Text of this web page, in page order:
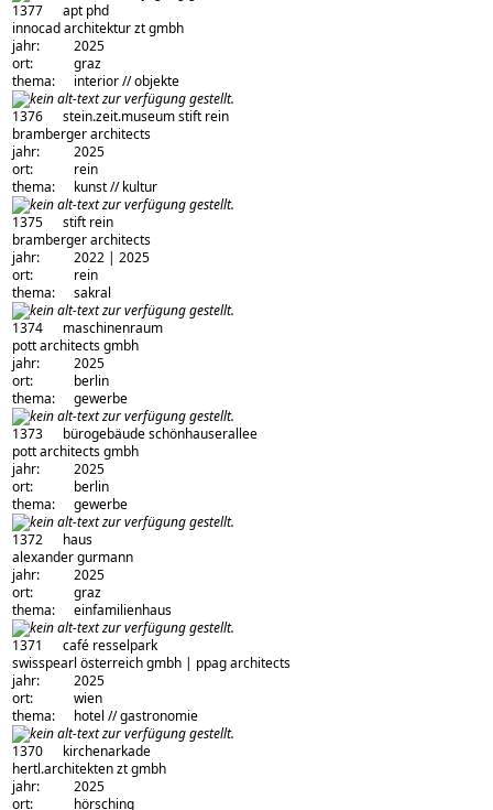
1377
apt phd
architekturbüro:
innocad architektur zt gmbh
jahr:
2025
ort:
graz
thema:
interior // objekte
1376
stein.zeit.museum stift rein
architekturbüro:
bramberger architects
jahr:
2025
ort:
rein
thema:
kunst // kultur
1375
stift rein
architekturbüro:
bramberger architects
jahr:
2022 | 2025
ort:
rein
thema:
sakral
1374
maschinenraum
architekturbüro:
pott architects gmbh
jahr:
2025
ort:
berlin
thema:
gewerbe
1373
bürogebäude schönhauserallee
architekturbüro:
pott architects gmbh
jahr:
2025
ort:
berlin
thema:
gewerbe
1372
haus
architekturbüro:
alexander gurmann
jahr:
2025
ort:
graz
thema:
einfamilienhaus
1371
café resselpark
architekturbüro:
swisspearl österreich gmbh | ppag architects
jahr:
2025
ort:
wien
thema:
hotel // gastronomie
1370
kirchenarkade
architekturbüro:
hertl.architekten zt gmbh
jahr:
2025
ort:
hörsching